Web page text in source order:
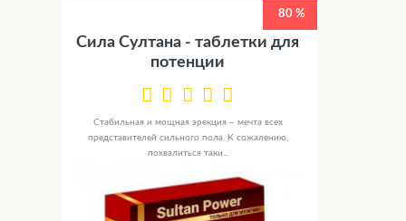
80 %
Сила Султана - таблетки для
потенции
Стабильная и мощная эрекция – мечта всех
представителей сильного пола. К сожалению,
похвалиться таки...